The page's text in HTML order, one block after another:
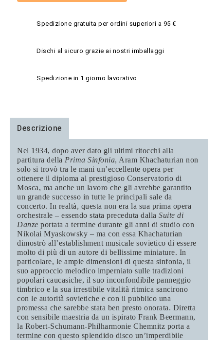
Spedizione gratuita per ordini superiori a 95 €
Dischi al sicuro grazie ai nostri imballaggi
Spedizione in 1 giorno lavorativo
Descrizione
Nel 1934, dopo aver dato gli ultimi ritocchi alla
partitura della Prima Sinfonia, Aram Khachaturian non
solo si trovò tra le mani un’eccellente opera per
ottenere il diploma al prestigioso Conservatorio di
Mosca, ma anche un lavoro che gli avrebbe garantito
un grande successo in tutte le principali sale da
concerto. In realtà, questa non era la sua prima opera
orchestrale – essendo stata preceduta dalla Suite di
Danze portata a termine durante gli anni di studio con
Nikolai Myaskowsky – ma con essa Khachaturian
dimostrò all’establishment musicale sovietico di essere
molto di più di un autore di bellissime miniature. In
particolare, le ampie dimensioni di questa sinfonia, il
suo approccio melodico imperniato sulle tradizioni
popolari caucasiche, il suo inconfondibile panneggio
timbrico e la sua irrestibile vitalità ritmica sancirono
con le autorità sovietiche e con il pubblico una
promessa che sarebbe stata ben presto onorata. Diretta
con sensibile maestria da un ispirato Frank Beermann,
la Robert-Schumann-Philharmonie Chemnitz porta a
termine con questo splendido disco un’imperdibile